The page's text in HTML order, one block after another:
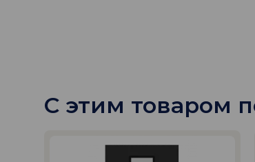
С этим товаром